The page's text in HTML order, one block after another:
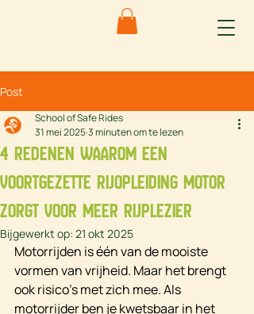
Post
4 redenen waarom een
voortgezette rijopleiding motor
zorgt voor meer rijplezier
School of Safe Rides
31 mei 20253 minuten om te lezen
Bijgewerkt op: 21 okt 2025
Motorrijden is één van de mooiste
vormen van vrijheid. Maar het brengt
ook risico’s met zich mee. Als
motorrijder ben je kwetsbaar in het